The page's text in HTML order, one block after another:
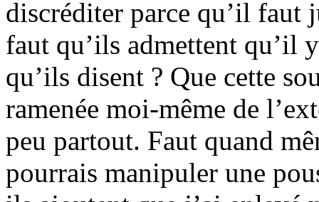
discréditer parce qu’il faut
faut qu’ils admettent qu’il
qu’ils disent ? Que cette
ramenée moi-même de
peu partout. Faut quand
pourrais manipuler une